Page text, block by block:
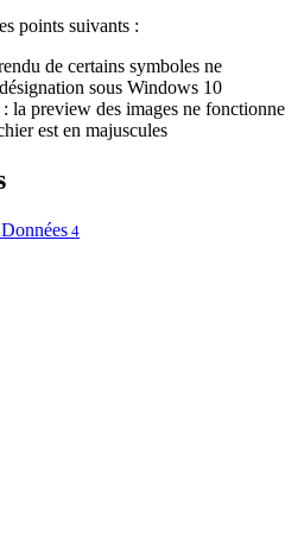
points suivants :
de certains symboles ne
sous Windows 10
la preview des images ne fonctionne
est en majuscules
4